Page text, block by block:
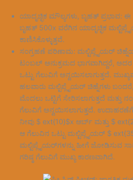
ಯಾದೃಚ್ಛಿಕ ಮೌಲ್ಯಗಳು, ಬೃಹತ್ ಪ್ರಭಾವ:
ಬೃಹತ್ 500x ವರೆಗಿನ ಯಾದೃಚ್ಛಿಕ
ಕಾಣಿಸಿಕೊಳ್ಳುತ್ತವೆ.
ಸಂಗ್ರಹಣೆ ಪರಿಣಾಮ: ಮಲ್ಟಿಪ್ಲೈಯರ್
ಟಂಬಲ್ ಅನುಕ್ರಮದ ಭಾಗವಾಗಿದ್ದರೆ,
ಒಟ್ಟು ಗೆಲುವಿಗೆ ಅನ್ವಯಿಸಲಾಗುತ್ತದೆ.
ಹಲವಾರು ಮಲ್ಟಿಪ್ಲೈಯರ್ ಚಿಹ್ನೆಗಳು
ಮೊದಲು ಒಟ್ಟಿಗೆ ಸೇರಿಸಲಾಗುತ್ತದೆ ಮತ್ತು
ಗೆಲುವಿಗೆ ಅನ್ವಯಿಸಲಾಗುತ್ತದೆ.
ನೀವು $ ext{10}$x ಆರ್ಬ್ ಮತ್ತು $
ಆ ಗೆಲುವಿನ ಒಟ್ಟು ಮಲ್ಟಿಪ್ಲೈಯರ್ $
ಮಲ್ಟಿಪ್ಲೈಯರ್‌ಗಳನ್ನು ಹೀಗೆ ಜೋಡಿಸುವ
ಗರಿಷ್ಠ ಗೆಲುವಿಗೆ ಮುಖ್ಯ ಕಾರಣವಾಗಿದೆ.